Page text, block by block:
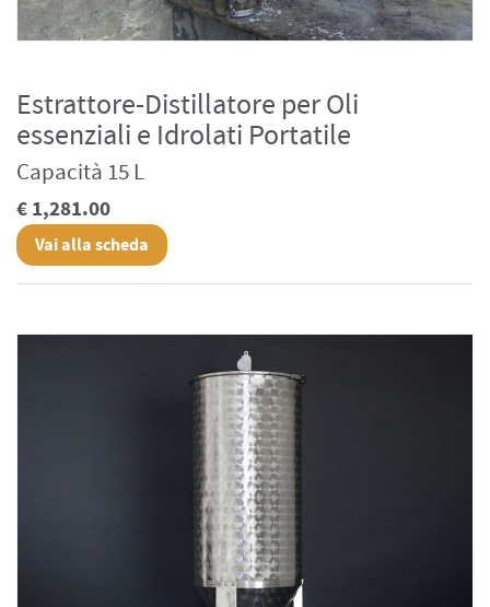
Estrattore-Distillatore per Oli
essenziali e Idrolati Portatile
Capacità 15 L
€ 1,281.00
Vai alla scheda